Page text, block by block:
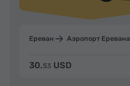
Ереван Аэропорт Еревана
30.53 USD